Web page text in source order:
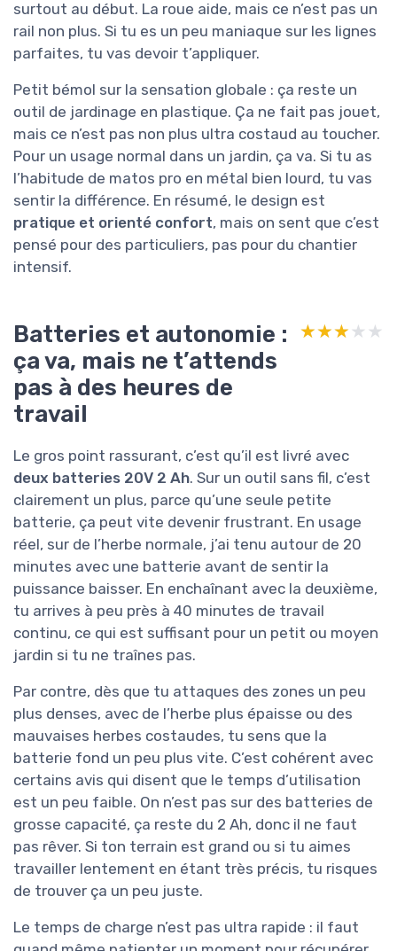
surtout au début. La roue aide, mais ce n’est pas un
rail non plus. Si tu es un peu maniaque sur les lignes
parfaites, tu vas devoir t’appliquer.
Petit bémol sur la sensation globale : ça reste un
outil de jardinage en plastique. Ça ne fait pas jouet,
mais ce n’est pas non plus ultra costaud au toucher.
Pour un usage normal dans un jardin, ça va. Si tu as
l’habitude de matos pro en métal bien lourd, tu vas
sentir la différence. En résumé, le design est
pratique et orienté confort, mais on sent que c’est
pensé pour des particuliers, pas pour du chantier
intensif.
Batteries et autonomie :
ça va, mais ne t’attends
pas à des heures de
travail
★★★★★
★★★★★
Le gros point rassurant, c’est qu’il est livré avec
deux batteries 20V 2 Ah. Sur un outil sans fil, c’est
clairement un plus, parce qu’une seule petite
batterie, ça peut vite devenir frustrant. En usage
réel, sur de l’herbe normale, j’ai tenu autour de 20
minutes avec une batterie avant de sentir la
puissance baisser. En enchaînant avec la deuxième,
tu arrives à peu près à 40 minutes de travail
continu, ce qui est suffisant pour un petit ou moyen
jardin si tu ne traînes pas.
Par contre, dès que tu attaques des zones un peu
plus denses, avec de l’herbe plus épaisse ou des
mauvaises herbes costaudes, tu sens que la
batterie fond un peu plus vite. C’est cohérent avec
certains avis qui disent que le temps d’utilisation
est un peu faible. On n’est pas sur des batteries de
grosse capacité, ça reste du 2 Ah, donc il ne faut
pas rêver. Si ton terrain est grand ou si tu aimes
travailler lentement en étant très précis, tu risques
de trouver ça un peu juste.
Le temps de charge n’est pas ultra rapide : il faut